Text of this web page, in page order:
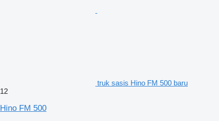
truk sasis Hino FM 500 baru
12
Hino FM 500